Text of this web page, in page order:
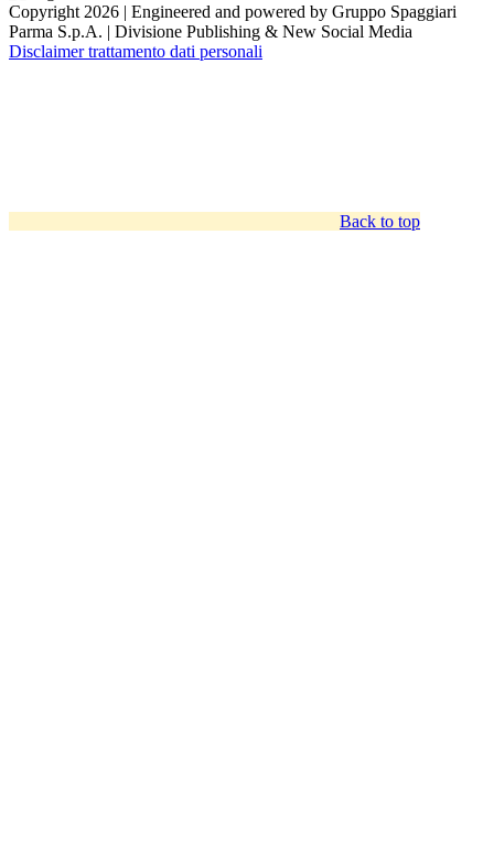
Copyright 2026 | Engineered and powered by Gruppo Spaggiari
Parma S.p.A. | Divisione Publishing & New Social Media
Disclaimer trattamento dati personali
Back to top